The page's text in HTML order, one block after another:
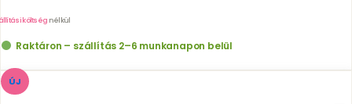
költség nélkül
Raktáron – szállítás 2–6 munkanapon belül
ÚJ